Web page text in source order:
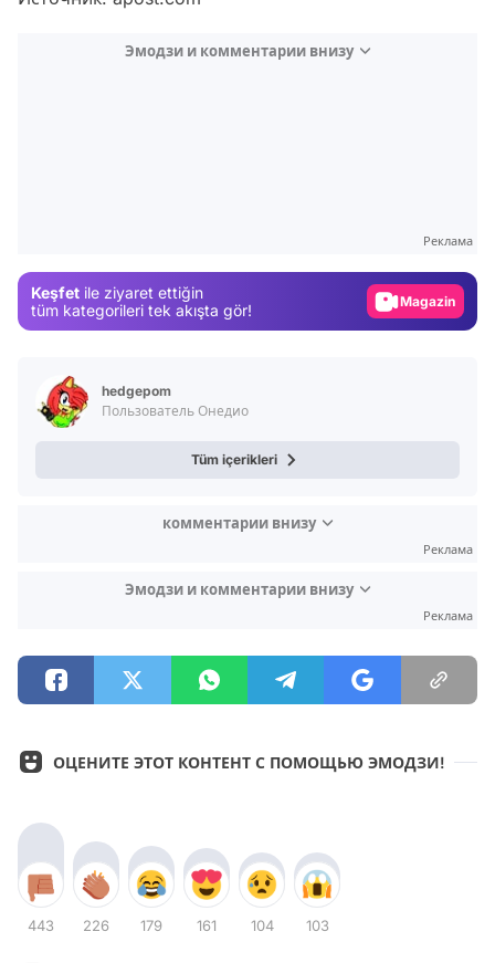
Эмодзи и комментарии внизу
Реклама
Keşfet ile ziyaret ettiğin
tüm kategorileri tek akışta gör!
Magazin
hedgepom
Пользователь Онедио
Tüm içerikleri
комментарии внизу
Реклама
Эмодзи и комментарии внизу
Реклама
ОЦЕНИТЕ ЭТОТ КОНТЕНТ С ПОМОЩЬЮ ЭМОДЗИ!
443 226 179 161 104 103